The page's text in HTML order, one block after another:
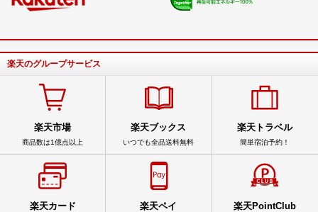
楽天のグループサービス
楽天市場
商品数は1億点以上
楽天ブックス
いつでも全品送料無料
楽天トラベル
簡単宿泊予約！
楽天カード 楽天ペイ 楽天PointClub